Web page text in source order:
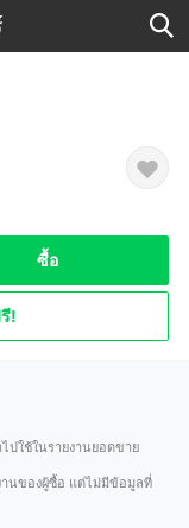
ซื้อ
!
ปใช้ในรายงานยอดขาย
านของผู้ซื้อ แต่ไม่มีข้อมูลที่